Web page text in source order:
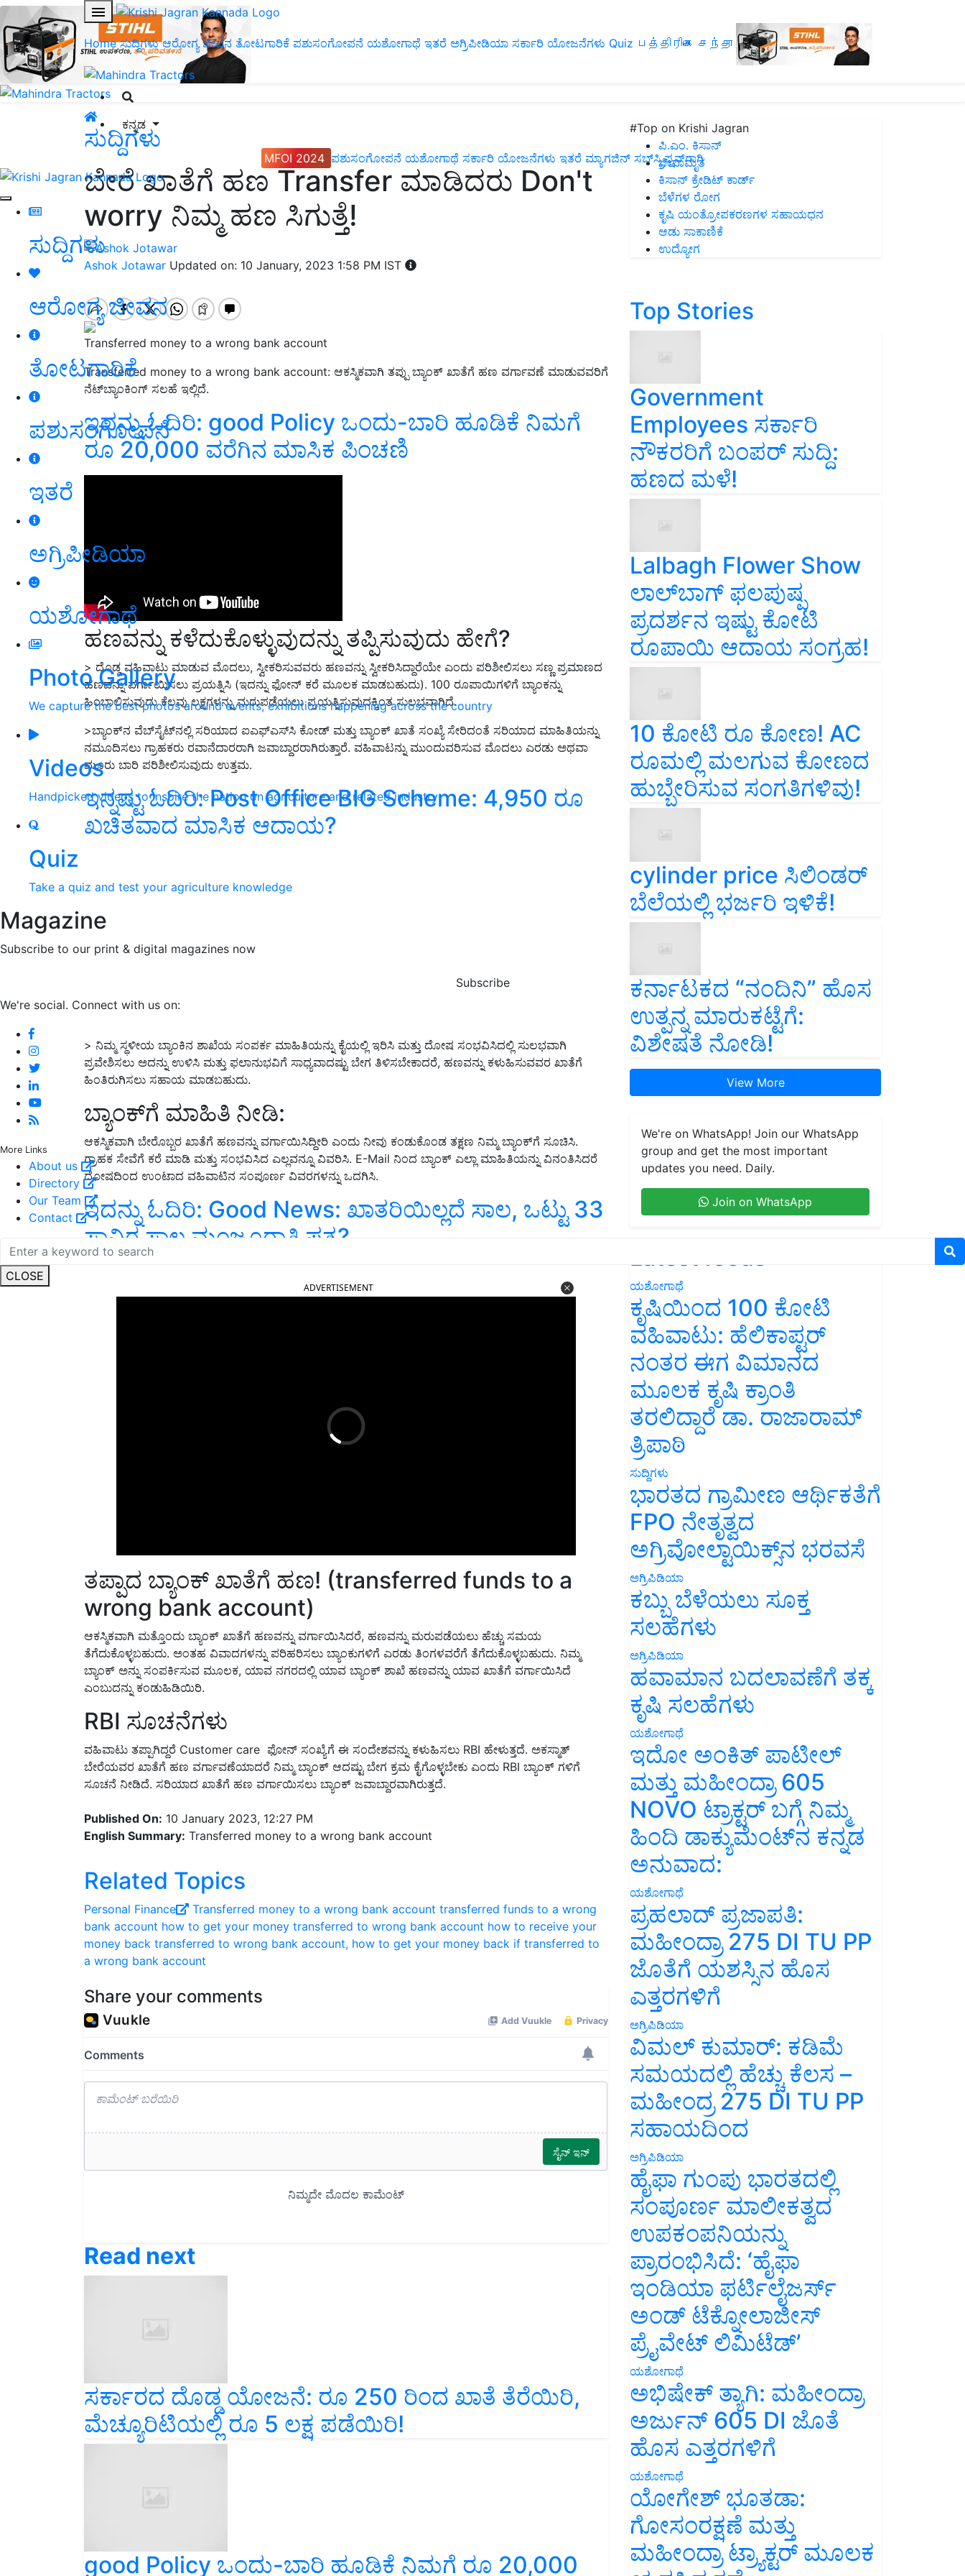
Home ಸುದ್ದಿಗಳು ಆರೋಗ್ಯ ಜೀವನ ತೋಟಗಾರಿಕೆ ಪಶುಸಂಗೋಪನೆ ಯಶೋಗಾಥೆ ಇತರೆ ಅಗ್ರಿಪೀಡಿಯಾ ಸರ್ಕಾರಿ ಯೋಜನೆಗಳು Quiz பத்திரிகை சந்தா
ಕನ್ನಡ
MFOI 2024 ಪಶುಸಂಗೋಪನೆ ಯಶೋಗಾಥೆ ಸರ್ಕಾರಿ ಯೋಜನೆಗಳು ಇತರೆ ಮ್ಯಾಗಜಿನ್‌ ಸಬ್‌ಸ್ಕ್ರಿಪ್ಷನ್‌ಗಾಗಿ
ಸುದ್ದಿಗಳು
ಆರೋಗ್ಯ ಜೀವನ
ತೋಟಗಾರಿಕೆ
ಪಶುಸಂಗೋಪನೆ
ಇತರೆ
ಅಗ್ರಿಪೀಡಿಯಾ
ಯಶೋಗಾಥೆ
Photo Gallery
We capture the best photos around events, exhibitions happening across the country
Videos
Handpicked videos to inspire the nation on agriculture and related industry
Quiz
Take a quiz and test your agriculture knowledge
Magazine
Subscribe to our print & digital magazines now
Subscribe
We're social. Connect with us on:
More Links
About us
Directory
Our Team
Contact
CLOSE
ಸುದ್ದಿಗಳು
ಬೇರೆ ಖಾತೆಗೆ ಹಣ Transfer ಮಾಡಿದರು Don't
worry ನಿಮ್ಮ ಹಣ ಸಿಗುತ್ತೆ!
Ashok Jotawar Updated on: 10 January, 2023 1:58 PM IST
Transferred money to a wrong bank account
Transferred money to a wrong bank account: ಆಕಸ್ಮಿಕವಾಗಿ ತಪ್ಪು ಬ್ಯಾಂಕ್ ಖಾತೆಗೆ ಹಣ ವರ್ಗಾವಣೆ ಮಾಡುವವರಿಗೆ
ನೆಟ್ಬ್ಯಾಂಕಿಂಗ್ ಸಲಹೆ ಇಲ್ಲಿದೆ.
ಇದನ್ನು ಓದಿರಿ: good Policy ಒಂದು-ಬಾರಿ ಹೂಡಿಕೆ ನಿಮಗೆ
ರೂ 20,000 ವರೆಗಿನ ಮಾಸಿಕ ಪಿಂಚಣಿ
ಹಣವನ್ನು ಕಳೆದುಕೊಳ್ಳುವುದನ್ನು ತಪ್ಪಿಸುವುದು ಹೇಗೆ?
> ದೊಡ್ಡ ವಹಿವಾಟು ಮಾಡುವ ಮೊದಲು, ಸ್ವೀಕರಿಸುವವರು ಹಣವನ್ನು ಸ್ವೀಕರಿಸಿದ್ದಾರೆಯೇ ಎಂದು ಪರಿಶೀಲಿಸಲು ಸಣ್ಣ ಪ್ರಮಾಣದ
ಹಣವನ್ನು ವರ್ಗಾಯಿಸಲು ಪ್ರಯತ್ನಿಸಿ (ಇದನ್ನು ಫೋನ್ ಕರೆ ಮೂಲಕ ಮಾಡಬಹುದು). 100 ರೂಪಾಯಿಗಳಿಗೆ ಬ್ಯಾಂಕನ್ನು
ಹಿಂಬಾಲಿಸುವುದು ಕೆಲವು ಲಕ್ಷಗಳನ್ನು ಮರುಪಡೆಯಲು ಪ್ರಯತ್ನಿಸುವುದಕ್ಕಿಂತ ಸುಲಭವಾಗಿದೆ.
>ಬ್ಯಾಂಕ್ನ ವೆಬ್ಸೈಟ್ನಲ್ಲಿ ಸರಿಯಾದ ಐಎಫ್ಎಸ್ಸಿ ಕೋಡ್ ಮತ್ತು ಬ್ಯಾಂಕ್ ಖಾತೆ ಸಂಖ್ಯೆ ಸೇರಿದಂತೆ ಸರಿಯಾದ ಮಾಹಿತಿಯನ್ನು
ನಮೂದಿಸಲು ಗ್ರಾಹಕರು ರವಾನೆದಾರರಾಗಿ ಜವಾಬ್ದಾರರಾಗಿರುತ್ತಾರೆ. ವಹಿವಾಟನ್ನು ಮುಂದುವರಿಸುವ ಮೊದಲು ಎರಡು ಅಥವಾ
ಮೂರು ಬಾರಿ ಪರಿಶೀಲಿಸುವುದು ಉತ್ತಮ.
ಇನ್ನಷ್ಟು ಓದಿರಿ:Post Office BIG Scheme: 4,950 ರೂ
ಖಚಿತವಾದ ಮಾಸಿಕ ಆದಾಯ?
> ನಿಮ್ಮ ಸ್ಥಳೀಯ ಬ್ಯಾಂಕಿನ ಶಾಖೆಯ ಸಂಪರ್ಕ ಮಾಹಿತಿಯನ್ನು ಕೈಯಲ್ಲಿ ಇರಿಸಿ ಮತ್ತು ದೋಷ ಸಂಭವಿಸಿದಲ್ಲಿ ಸುಲಭವಾಗಿ
ಪ್ರವೇಶಿಸಲು ಅದನ್ನು ಉಳಿಸಿ ಮತ್ತು ಫಲಾನುಭವಿಗೆ ಸಾಧ್ಯವಾದಷ್ಟು ಬೇಗ ತಿಳಿಸಬೇಕಾದರೆ, ಹಣವನ್ನು ಕಳುಹಿಸುವವರ ಖಾತೆಗೆ
ಹಿಂತಿರುಗಿಸಲು ಸಹಾಯ ಮಾಡಬಹುದು.
ಬ್ಯಾಂಕ್ಗೆ ಮಾಹಿತಿ ನೀಡಿ:
ಆಕಸ್ಮಿಕವಾಗಿ ಬೇರೊಬ್ಬರ ಖಾತೆಗೆ ಹಣವನ್ನು ವರ್ಗಾಯಿಸಿದ್ದೀರಿ ಎಂದು ನೀವು ಕಂಡುಕೊಂಡ ತಕ್ಷಣ ನಿಮ್ಮ ಬ್ಯಾಂಕ್ಗೆ ಸೂಚಿಸಿ.
ಗ್ರಾಹಕ ಸೇವೆಗೆ ಕರೆ ಮಾಡಿ ಮತ್ತು ಸಂಭವಿಸಿದ ಎಲ್ಲವನ್ನೂ ವಿವರಿಸಿ. E-Mail ನಿಂದ ಬ್ಯಾಂಕ್ ಎಲ್ಲಾ ಮಾಹಿತಿಯನ್ನು ವಿನಂತಿಸಿದರೆ
ದೋಷದಿಂದ ಉಂಟಾದ ವಹಿವಾಟಿನ ಸಂಪೂರ್ಣ ವಿವರಗಳನ್ನು ಒದಗಿಸಿ.
ಇದನ್ನು ಓದಿರಿ: Good News: ಖಾತರಿಯಿಲ್ಲದೆ ಸಾಲ, ಒಟ್ಟು 33
ಸಾವಿರ ಸಾಲ ಮಂಜೂರಾತಿ ಪತ್ರ?
ತಪ್ಪಾದ ಬ್ಯಾಂಕ್ ಖಾತೆಗೆ ಹಣ! (transferred funds to a
wrong bank account)
ಆಕಸ್ಮಿಕವಾಗಿ ಮತ್ತೊಂದು ಬ್ಯಾಂಕ್ ಖಾತೆಗೆ ಹಣವನ್ನು ವರ್ಗಾಯಿಸಿದರೆ
ತೆಗೆದುಕೊಳ್ಳಬಹುದು.ಅಂತಹ ವಿವಾದಗಳನ್ನು ಪರಿಹರಿಸಲು ಬ್ಯಾಂಕುಗಳಿಗೆ ಎರಡು ತಿಂಗಳವರೆಗೆ ತೆಗೆದುಕೊಳ್ಳಬಹುದು
ಬ್ಯಾಂಕ್ ಅನ್ನು ಸಂಪರ್ಕಿಸುವ ಮೂಲಕ,ಯಾವ ನಗರದಲ್ಲಿ ಯಾವ ಬ್ಯಾಂಕ್ ಶಾಖೆ ಹಣವನ್ನು ಯಾವ ಖಾತೆಗೆ ವರ್ಗಾಯಿಸಿದೆ
ಎಂಬುದನ್ನು ಕಂಡುಹಿಡಿಯಿರಿ .
ಸೂಚನೆಗಳು
ವಹಿವಾಟು ತಪ್ಪಾಗಿದ್ದರೆ Customer care
ಬೇರೆಯವರ ಖಾತೆಗೆ ಹಣ ವರ್ಗಾವಣೆಯಾದರೆ ನಿಮ್ಮ ಬ್ಯಾಂಕ್ ಆದಷ್ಟು ಬೇಗ ಕ್ರಮ ಕೈಗೊಳ್ಳಬೇಕು ಎಂದುRBIಬ್ಯಾಂಕ್ ಗಳಿಗೆ
ಸೂಚನೆ ನೀಡಿದೆ.ಸರಿಯಾದ ಖಾತೆಗೆ ಹಣ ವರ್ಗಾಯಿಸಲು ಬ್ಯಾಂಕ್ ಜವಾಬ್ದಾರವಾಗಿರುತ್ತದೆ.
English Summary:Transferred money to a wrong bank account
Related Topics
Personal Finance Transferred money to a wrong bank account
bank account how to get your money transferred to wrong bank account how to receive your
money back transferred to wrong bank account, how to get your money back if transferred to
a wrong bank account
ಸರ್ಕಾರದ ದೊಡ್ಡ ಯೋಜನೆ: ರೂ 250 ರಿಂದ ಖಾತೆ ತೆರೆಯಿರಿ,
ಮೆಚ್ಯೂರಿಟಿಯಲ್ಲಿ ರೂ 5 ಲಕ್ಷ ಪಡೆಯಿರಿ!
good Policy ಒಂದು-ಬಾರಿ ಹೂಡಿಕೆ ನಿಮಗೆ ರೂ 20,000
#Top on Krishi Jagran
ಪಿ.ಎಂ. ಕಿಸಾನ್
ಜೀವಾಮೃತ
ಕಿಸಾನ್ ಕ್ರೇಡಿಟ್ ಕಾರ್ಡ್
ಬೆಳೆಗಳ ರೋಗ
ಕೃಷಿ ಯಂತ್ರೋಪಕರಣಗಳ ಸಹಾಯಧನ
ಆಡು ಸಾಕಾಣಿಕೆ
ಉದ್ಯೋಗ
Top Stories
Government
Employees ಸರ್ಕಾರಿ
ನೌಕರರಿಗೆ ಬಂಪರ್‌ ಸುದ್ದಿ:
ಹಣದ ಮಳೆ!
Lalbagh Flower Show
ಲಾಲ್‌ಬಾಗ್ ಫಲಪುಷ್ಪ
ಪ್ರದರ್ಶನ ಇಷ್ಟು ಕೋಟಿ
ರೂಪಾಯಿ ಆದಾಯ ಸಂಗ್ರಹ!
10 ಕೋಟಿ ರೂ ಕೋಣ! AC
ರೂಮಲ್ಲಿ ಮಲಗುವ ಕೋಣದ
ಹುಬ್ಬೇರಿಸುವ ಸಂಗತಿಗಳಿವು!
cylinder price ಸಿಲಿಂಡರ್‌
ಬೆಲೆಯಲ್ಲಿ ಭರ್ಜರಿ ಇಳಿಕೆ!
ಕರ್ನಾಟಕದ “ನಂದಿನಿ” ಹೊಸ
ಉತ್ಪನ್ನ ಮಾರುಕಟ್ಟೆಗೆ:
ವಿಶೇಷತೆ ನೋಡಿ!
View More
We're on WhatsApp! Join our WhatsApp
group and get the most important
updates you need. Daily.
Join on WhatsApp
Latest feeds
ಯಶೋಗಾಥೆ
ಕೃಷಿಯಿಂದ 100 ಕೋಟಿ
ವಹಿವಾಟು: ಹೆಲಿಕಾಪ್ಟರ್
ನಂತರ ಈಗ ವಿಮಾನದ
ಮೂಲಕ ಕೃಷಿ ಕ್ರಾಂತಿ
ತರಲಿದ್ದಾರೆ ಡಾ. ರಾಜಾರಾಮ್
ತ್ರಿಪಾಠಿ
ಸುದ್ದಿಗಳು
ಭಾರತದ ಗ್ರಾಮೀಣ ಆರ್ಥಿಕತೆಗೆ
FPO ನೇತೃತ್ವದ
ಅಗ್ರಿವೋಲ್ಟಾಯಿಕ್ಸ್‌ನ ಭರವಸೆ
ಅಗ್ರಿಪಿಡಿಯಾ
ಕಬ್ಬು ಬೆಳೆಯಲು ಸೂಕ್ತ
ಸಲಹೆಗಳು
ಅಗ್ರಿಪಿಡಿಯಾ
ಹವಾಮಾನ ಬದಲಾವಣೆಗೆ ತಕ್ಕ
ಕೃಷಿ ಸಲಹೆಗಳು
ಯಶೋಗಾಥೆ
ಇದೋ ಅಂಕಿತ್ ಪಾಟೀಲ್
ಮತ್ತು ಮಹೀಂದ್ರಾ 605
NOVO ಟ್ರಾಕ್ಟರ್ ಬಗ್ಗೆ ನಿಮ್ಮ
ಹಿಂದಿ ಡಾಕ್ಯುಮೆಂಟ್‌ನ ಕನ್ನಡ
ಅನುವಾದ:
ಯಶೋಗಾಥೆ
ಪ್ರಹಲಾದ್ ಪ್ರಜಾಪತಿ:
ಮಹೀಂದ್ರಾ 275 DI TU PP
ಜೊತೆಗೆ ಯಶಸ್ಸಿನ ಹೊಸ
ಎತ್ತರಗಳಿಗೆ
ಅಗ್ರಿಪಿಡಿಯಾ
ವಿಮಲ್ ಕುಮಾರ್: ಕಡಿಮೆ
ಸಮಯದಲ್ಲಿ ಹೆಚ್ಚು ಕೆಲಸ –
ಮಹೀಂದ್ರ 275 DI TU PP
ಸಹಾಯದಿಂದ
ಅಗ್ರಿಪಿಡಿಯಾ
ಹೈಫಾ ಗುಂಪು ಭಾರತದಲ್ಲಿ
ಸಂಪೂರ್ಣ ಮಾಲೀಕತ್ವದ
ಉಪಕಂಪನಿಯನ್ನು
ಪ್ರಾರಂಭಿಸಿದೆ: ‘ಹೈಫಾ
ಇಂಡಿಯಾ ಫರ್ಟಿಲೈಜರ್ಸ್
ಅಂಡ್ ಟೆಕ್ನೋಲಾಜೀಸ್
ಪ್ರೈವೇಟ್ ಲಿಮಿಟೆಡ್’
ಯಶೋಗಾಥೆ
ಅಭಿಷೇಕ್ ತ್ಯಾಗಿ: ಮಹೀಂದ್ರಾ
ಅರ್ಜುನ್ 605 DI ಜೊತೆ
ಹೊಸ ಎತ್ತರಗಳಿಗೆ
ಯಶೋಗಾಥೆ
ಯೋಗೇಶ್ ಭೂತಡಾ:
ಗೋಸಂರಕ್ಷಣೆ ಮತ್ತು
ಮಹೀಂದ್ರಾ ಟ್ರ್ಯಾಕ್ಟರ್ ಮೂಲಕ